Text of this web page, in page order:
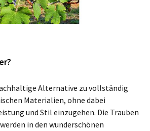
Alternative zu vollständig
Materialien, ohne dabei
und Stil einzugehen. Die Trauben
in den wunderschönen